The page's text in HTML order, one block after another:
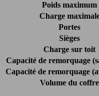
Poids maximum
Charge
Portes
Sièges
Charge sur toit
Capacité de remorquage
Capacité de remorquage
Volume du coffre